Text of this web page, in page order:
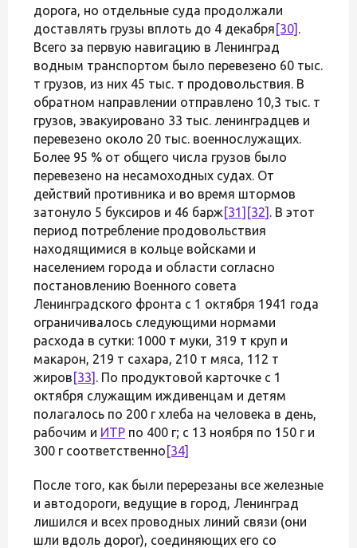
дорога, но отдельные суда продолжали
доставлять грузы вплоть до 4 декабря [30] .
Всего за первую навигацию в Ленинград
водным транспортом было перевезено 60 тыс.
т грузов, из них 45 тыс. т продовольствия. В
обратном направлении отправлено 10,3 тыс. т
грузов, эвакуировано 33 тыс. ленинградцев и
перевезено около 20 тыс. военнослужащих.
Более 95 % от общего числа грузов было
перевезено на несамоходных судах. От
действий противника и во время штормов
затонуло 5 буксиров и 46 барж [31] [32] . В этот
период потребление продовольствия
находящимися в кольце войсками и
населением города и области согласно
постановлению Военного совета
Ленинградского фронта с 1 октября 1941 года
ограничивалось следующими нормами
расхода в сутки: 1000 т муки, 319 т круп и
макарон, 219 т сахара, 210 т мяса, 112 т
жиров [33] . По продуктовой карточке с 1
октября служащим иждивенцам и детям
полагалось по 200 г хлеба на человека в день,
рабочим и ИТР по 400 г; с 13 ноября по 150 г и
300 г соответственно [34]
После того, как были перерезаны все железные
и автодороги, ведущие в город, Ленинград
лишился и всех проводных линий связи (они
шли вдоль дорог), соединяющих его со